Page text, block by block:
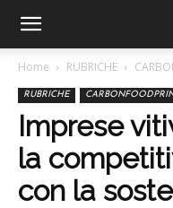
Home RUBRICHE
RUBRICHE
Imprese
la
con la